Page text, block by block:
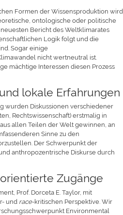
Formen der Wissensproduktion wird
ontologische oder politische
Bericht des Weltklimarates
Logik folgt und die
Sogar einige
nicht wertneutral ist.
mächtige Interessen diesen Prozess
lokale Erfahrungen
wurden Diskussionen verschiedener
Rechtswissenschaft) erstmalig in
allen Teilen der Welt gewinnen, an
Sinne zu den
Der Schwerpunkt der
anthropozentrische Diskurse durch
Zugänge
Prof. Dorceta E. Taylor, mit
und race-kritischen Perspektive. Wir
Environmental